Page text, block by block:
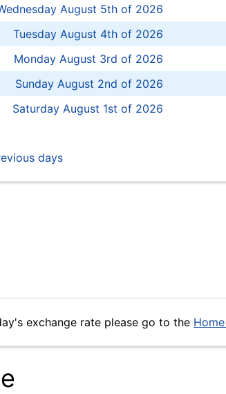
August 5th of 2026
Tuesday August 4th of 2026
Monday August 3rd of 2026
Sunday August 2nd of 2026
Saturday August 1st of 2026
days
exchange rate please go to the